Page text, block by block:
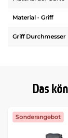
Das
Sonderangebot
Material - Griff
Griff Durchmesser